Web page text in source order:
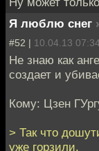
Я люблю снег
#52 | 10.04.13 07:34
Не знаю как
создает и
Кому: Цзен
> Так что
уже горзили.